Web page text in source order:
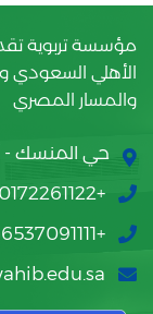
مؤسسة تربوية
الأهلي السعودي
والمسار المصري
حي المنسك -
+0172261122
+966537091111